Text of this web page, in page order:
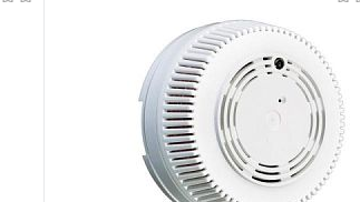
В корзину
Купить в 1 клик
К сравнению
В избранное